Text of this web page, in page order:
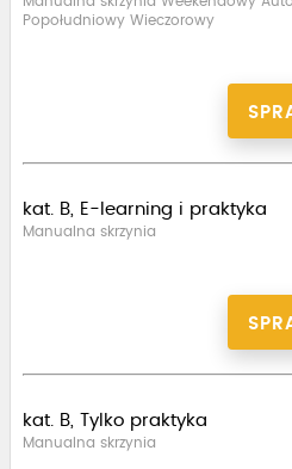
Popołudniowy Wieczorowy
kat. B, E-learning i praktyka
Manualna skrzynia
kat. B, Tylko praktyka
Manualna skrzynia